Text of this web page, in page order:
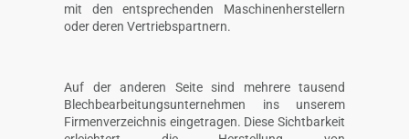
mit den entsprechenden Maschinenherstellern
oder deren Vertriebspartnern.
Auf der anderen Seite sind mehrere tausend
Blechbearbeitungsunternehmen ins unserem
Firmenverzeichnis eingetragen. Diese Sichtbarkeit